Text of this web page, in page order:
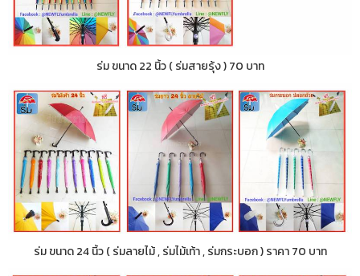
ร่ม ขนาด 22 นิ้ว ( ร่มสายรุ้ง ) 70 บาท
ร่ม ขนาด 24 นิ้ว ( ร่มลายไม้ , ร่มไม้เท้า , ร่มกระบอก ) ราคา 70 บาท